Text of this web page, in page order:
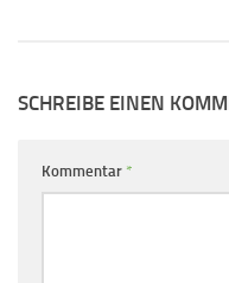
SCHREIBE EINEN
Kommentar *